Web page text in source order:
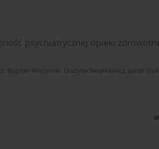
psychiatrycznej opieki
, Bogdan Wojtyniak, Grażyna Świątkiewicz, Jakub